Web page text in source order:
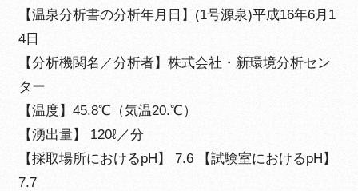
【温泉分析書の分析年月日】(1号源泉)平成16年6月1
4日
【分析機関名／分析者】株式会社・新環境分析セン
ター
【温度】45.8℃（気温20.℃）
【湧出量】 120ℓ／分
【採取場所におけるpH】 7.6 【試験室におけるpH】
7.7